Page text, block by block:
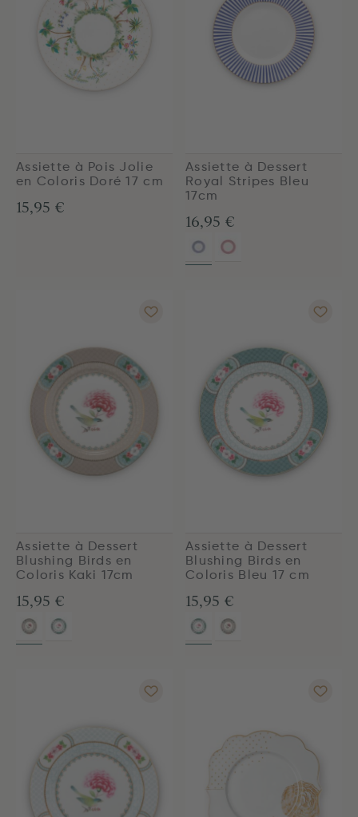
Assiette à Pois Jolie
en Coloris Doré 17 cm
15,95 €
Assiette à Dessert
Royal Stripes Bleu
17cm
16,95 €
Assiette à Dessert
Blushing Birds en
Coloris Kaki 17cm
15,95 €
Assiette à Dessert
Blushing Birds en
Coloris Bleu 17 cm
15,95 €